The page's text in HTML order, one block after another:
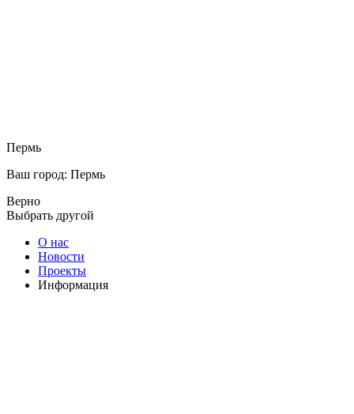
Пермь
Ваш город: Пермь
Верно
Выбрать другой
О нас
Новости
Проекты
Информация